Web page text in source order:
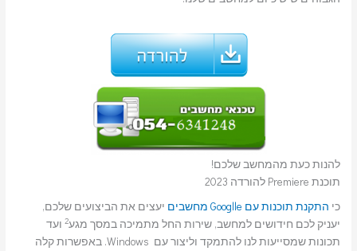
להנות כעת מהמחשב שלכם!
תוכנת Premiere להורדה 2023
כי התקנת תוכנות עם Googlle מחשבים
יעצים את הביצועים שלכם,
יעניק לכם חידושים למחשב, שירות החל מתמיכה במסך מגע2 ועד
תכונות שמסייעות לנו להתמקד וליצור עם Windows. באפשרות קלה